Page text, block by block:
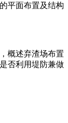
平面布置及结构
概述弃渣场布置
否利用堤防兼做